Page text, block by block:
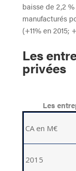
baisse de 2,2
manufacturés
(+11% en 2015;
Les
privées
Les
CA en M€
2015